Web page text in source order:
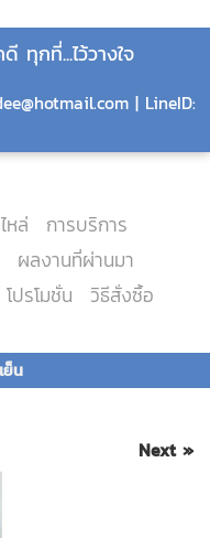
ทุกที่...ไว้วางใจ
| LineID:
หล่
การบริการ
ผลงานที่ผ่านมา
โปรโมชั่น
วิธีสั่งซื้อ
ย็น
Next »